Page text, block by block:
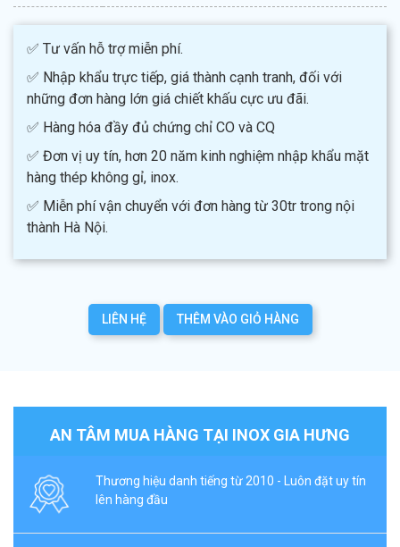
✅ Tư vấn hỗ trợ miễn phí.
✅ Nhập khẩu trực tiếp, giá thành cạnh tranh, đối với
những đơn hàng lớn giá chiết khấu cực ưu đãi.
✅ Hàng hóa đầy đủ chứng chỉ CO và CQ
✅ Đơn vị uy tín, hơn 20 năm kinh nghiệm nhập khẩu mặt
hàng thép không gỉ, inox.
✅ Miễn phí vận chuyển với đơn hàng từ 30tr trong nội
thành Hà Nội.
LIÊN HỆ THÊM VÀO GIỎ HÀNG
AN TÂM MUA HÀNG TẠI INOX GIA HƯNG
Thương hiệu danh tiếng từ 2010 - Luôn đặt uy tín
lên hàng đầu